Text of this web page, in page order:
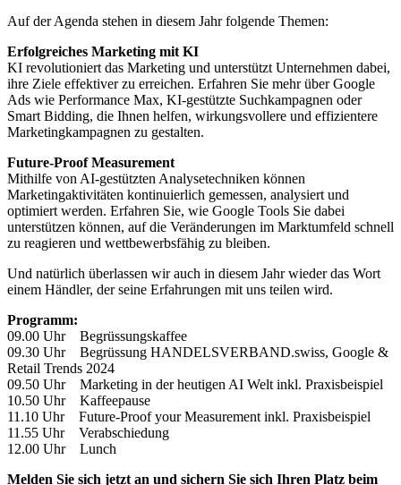
Auf der Agenda stehen in diesem Jahr folgende Themen:
Erfolgreiches Marketing mit KI
KI revolutioniert das Marketing und unterstützt Unternehmen dabei,
ihre Ziele effektiver zu erreichen. Erfahren Sie mehr über Google
Ads wie Performance Max, KI-gestützte Suchkampagnen oder
Smart Bidding, die Ihnen helfen, wirkungsvollere und effizientere
Marketingkampagnen zu gestalten.
Future-Proof Measurement
Mithilfe von AI-gestützten Analysetechniken können
Marketingaktivitäten kontinuierlich gemessen, analysiert und
optimiert werden. Erfahren Sie, wie Google Tools Sie dabei
unterstützen können, auf die Veränderungen im Marktumfeld schnell
zu reagieren und wettbewerbsfähig zu bleiben.
Und natürlich überlassen wir auch in diesem Jahr wieder das Wort
einem Händler, der seine Erfahrungen mit uns teilen wird.
Programm:
09.00 Uhr Begrüssungskaffee
09.30 Uhr Begrüssung HANDELSVERBAND.swiss, Google &
Retail Trends 2024
09.50 Uhr Marketing in der heutigen AI Welt inkl. Praxisbeispiel
10.50 Uhr Kaffeepause
11.10 Uhr Future-Proof your Measurement inkl. Praxisbeispiel
11.55 Uhr Verabschiedung
12.00 Uhr Lunch
Melden Sie sich jetzt an und sichern Sie sich Ihren Platz beim